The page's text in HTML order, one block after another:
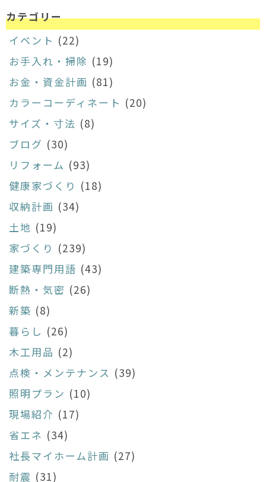
カテゴリー
イベント (22)
お手入れ・掃除 (19)
お金・資金計画 (81)
カラーコーディネート (20)
サイズ・寸法 (8)
ブログ (30)
リフォーム (93)
健康家づくり (18)
収納計画 (34)
土地 (19)
家づくり (239)
建築専門用語 (43)
断熱・気密 (26)
新築 (8)
暮らし (26)
木工用品 (2)
点検・メンテナンス (39)
照明プラン (10)
現場紹介 (17)
省エネ (34)
社長マイホーム計画 (27)
耐震 (31)